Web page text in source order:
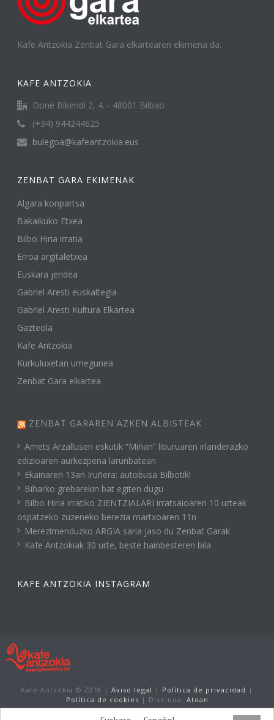
Kafe Antzokia Zenbat Gara elkartearen ekimena da.
KAFE ANTZOKIA
Done Bikendi 2, 4. - 48001 Bilbao
(+34) 944244625
bulegoa@kafeantzokia.eus
ZENBAT GARA EKIMENAK
Algara konpartsa
Bakaikuko Etxea
Bilbo Hiria irratia
Erroa argitaletxea
Euskara jendea
Gabriel Aresti euskaltegia
Gabriel Aresti Kultura Elkartea
Gazteola
Kafe Antzokia
Kurkuluxetan umegunea
Zenbat Gara elkartea
ZENBAT GARAREN AZKEN ALBISTEAK
Amets Arzallusen eskutik “Miñan” liburuaren irlanderazko
edizioaren aurkezpena larunbatean
Ekainaren 13an Iruñera: autobusa Bilbotik!
Biharko grebarekin bat egiten dugu
Bilbo Hiria irratiko ZIENTZIALARI irratsaioaren 10 urteak
ospatzeko zuzeneko berezia martxoaren 11n
Merezimenduzko ARGIA saria jaso du Zenbat Garak
Kafe Antzokiak 30 urte, beste hainbesteren bila
KAFE ANTZOKIA INSTAGRAM
Kafe Antzokia © 2018 | Aviso legal | Política de privacidad |
Política de cookies | Diseinua: Atoan